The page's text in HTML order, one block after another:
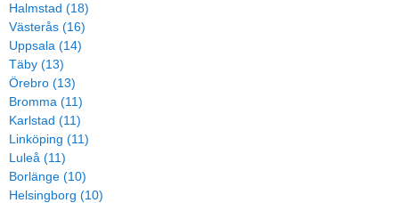
Halmstad (18)
Västerås (16)
Uppsala (14)
Täby (13)
Örebro (13)
Bromma (11)
Karlstad (11)
Linköping (11)
Luleå (11)
Borlänge (10)
Helsingborg (10)